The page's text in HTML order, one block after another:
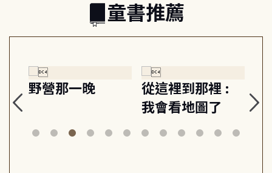
童書推薦
野營那一晚
從這裡到那裡 :
我會看地圖了
美